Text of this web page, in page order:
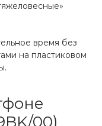
время без
на пластиковом
00)